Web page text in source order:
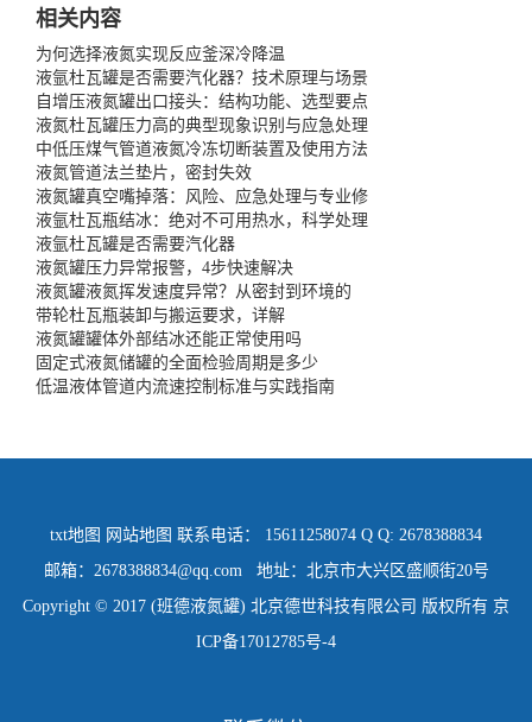
相关内容
为何选择液氮实现反应釜深冷降温
液氩杜瓦罐是否需要汽化器？技术原理与场景
自增压液氮罐出口接头：结构功能、选型要点
液氮杜瓦罐压力高的典型现象识别与应急处理
中低压煤气管道液氮冷冻切断装置及使用方法
液氮管道法兰垫片，密封失效
液氮罐真空嘴掉落：风险、应急处理与专业修
液氩杜瓦瓶结冰：绝对不可用热水，科学处理
液氩杜瓦罐是否需要汽化器
液氮罐压力异常报警，4步快速解决
液氮罐液氮挥发速度异常？从密封到环境的
带轮杜瓦瓶装卸与搬运要求，详解
液氮罐罐体外部结冰还能正常使用吗
固定式液氮储罐的全面检验周期是多少
低温液体管道内流速控制标准与实践指南
txt地图 网站地图 联系电话： 15611258074 Q Q: 2678388834
邮箱：2678388834@qq.com 地址：北京市大兴区盛顺街20号
Copyright © 2017 (班德液氮罐) 北京德世科技有限公司 版权所有 京
ICP备17012785号-4